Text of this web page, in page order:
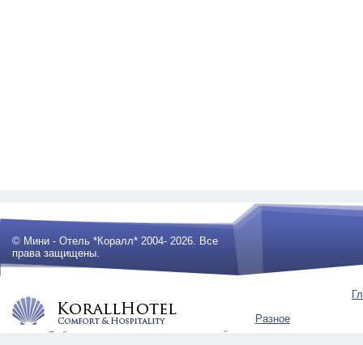
© Мини - Отель *Коралл* 2004- 2026. Все
права защищены.
Любое использование материалов сайта
Разное